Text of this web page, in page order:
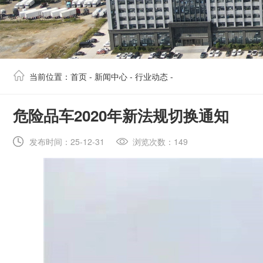
当前位置： 首页 - 新闻中心 - 行业动态 -
​危险品车2020年新法规切换通知
发布时间：25-12-31 浏览次数：149